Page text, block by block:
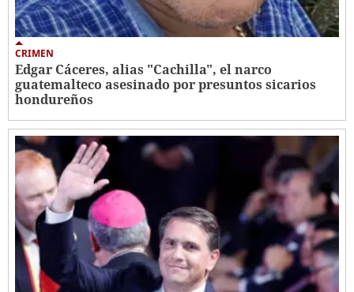
CRIMEN
Edgar Cáceres, alias "Cachilla", el narco
guatemalteco asesinado por presuntos sicarios
hondureños